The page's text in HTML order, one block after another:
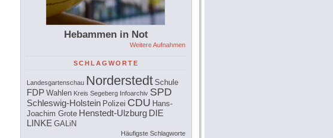
Hebammen in Not
Weitere Aufnahmen
SCHLAGWORTE
Landesgartenschau Norderstedt Schule
FDP Wahlen Kreis Segeberg Infoarchiv SPD
Schleswig-Holstein Polizei CDU Hans-
Joachim Grote Henstedt-Ulzburg DIE
LINKE GALiN
Häufigste Schlagworte